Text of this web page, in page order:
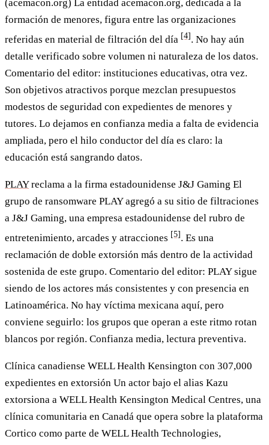
(acemacon.org) La entidad acemacon.org, dedicada a la
formación de menores, figura entre las organizaciones
referidas en material de filtración del día [4]. No hay aún
detalle verificado sobre volumen ni naturaleza de los datos.
Comentario del editor: instituciones educativas, otra vez.
Son objetivos atractivos porque mezclan presupuestos
modestos de seguridad con expedientes de menores y
tutores. Lo dejamos en confianza media a falta de evidencia
ampliada, pero el hilo conductor del día es claro: la
educación está sangrando datos.
PLAYreclama a la firma estadounidense J&J Gaming El
grupo de ransomware PLAY agregó a su sitio de filtraciones
a J&J Gaming, una empresa estadounidense del rubro de
entretenimiento, arcades y atracciones [5]. Es una
reclamación de doble extorsión más dentro de la actividad
sostenida de este grupo. Comentario del editor: PLAY sigue
siendo de los actores más consistentes y con presencia en
Latinoamérica. No hay víctima mexicana aquí, pero
conviene seguirlo: los grupos que operan a este ritmo rotan
blancos por región. Confianza media, lectura preventiva.
Clínica canadiense WELL Health Kensington con 307,000
expedientes en extorsión Un actor bajo el alias Kazu
extorsiona a WELL Health Kensington Medical Centres, una
clínica comunitaria en Canadá que opera sobre la plataforma
Cortico como parte de WELL Health Technologies,